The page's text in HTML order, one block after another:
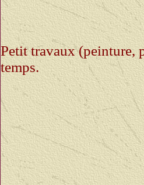
A lot of small jobs
time to work on those
Petit travaux (peinture,
temps.
06 - 24 maart: Tussen
gezandstraald en
toch nog wat
Between some
that there are some